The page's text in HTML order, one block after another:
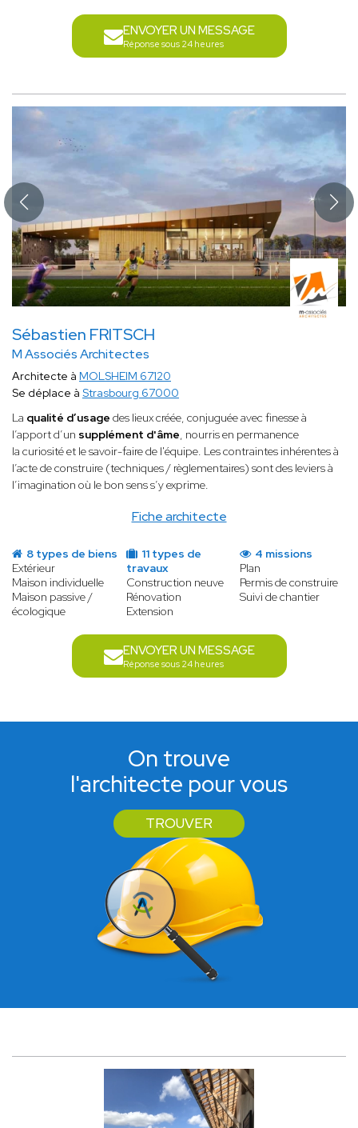
ENVOYER UN MESSAGE
Réponse sous 24 heures
Sébastien FRITSCH
M Associés Architectes
Fiche architecte
Architecte à MOLSHEIM 67120
Se déplace à Strasbourg 67000
La qualité d’usage des lieux créée, conjuguée avec finesse à
l’apport d’un supplément d'âme, nourris en permanence
la curiosité et le savoir-faire de l'équipe. Les contraintes inhérentes à
l’acte de construire (techniques / règlementaires) sont des leviers à
l’imagination où le bon sens s’y exprime.
8 types de biens
Extérieur
Maison individuelle
Maison passive /
écologique
11 types de
travaux
Construction neuve
Rénovation
Extension
4 missions
Plan
Permis de construire
Suivi de chantier
ENVOYER UN MESSAGE
Réponse sous 24 heures
On trouve
l'architecte pour vous
TROUVER